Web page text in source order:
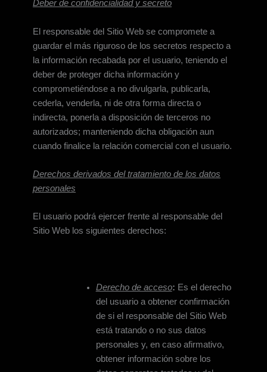
Deber de confidencialidad y secreto
El responsable del Sitio Web se compromete a
guardar el más riguroso de los secretos respecto a
la información recabada por el usuario, teniendo el
deber de proteger dicha información y
comprometiéndose a no divulgarla, publicarla,
cederla, venderla, ni de otra forma directa o
indirecta, ponerla a disposición de terceros no
autorizados; manteniendo dicha obligación aun
cuando finalice la relación comercial con el usuario.
Derechos derivados del tratamiento de los datos
personales
El usuario podrá ejercer frente al responsable del
Sitio Web los siguientes derechos:
Derecho de acceso: Es el derecho
del usuario a obtener confirmación
de si el responsable del Sitio Web
está tratando o no sus datos
personales y, en caso afirmativo,
obtener información sobre los